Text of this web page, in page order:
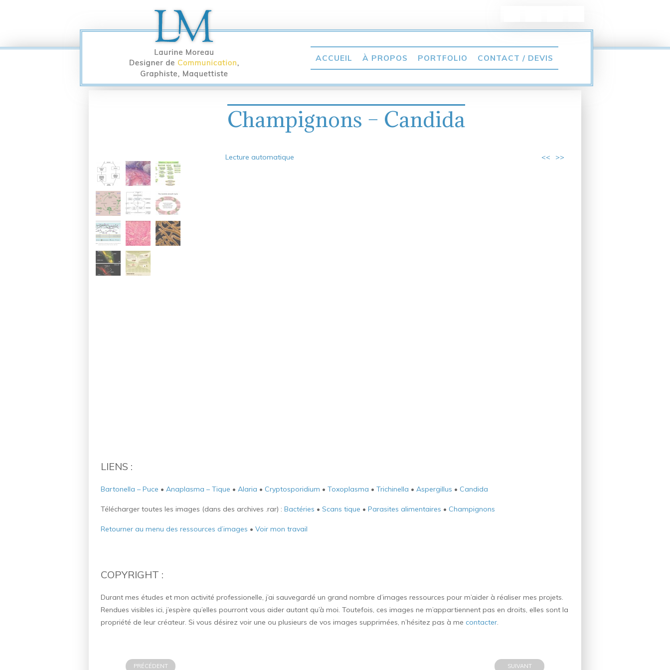
ACCUEIL À PROPOS PORTFOLIO CONTACT / DEVIS
Champignons – Candida
Lecture automatique << >>
LIENS :
Bartonella – Puce • Anaplasma – Tique • Alaria • Cryptosporidium • Toxoplasma • Trichinella • Aspergillus • Candida
Télécharger toutes les images (dans des archives .rar) : Bactéries • Scans tique • Parasites alimentaires • Champignons
Retourner au menu des ressources d’images • Voir mon travail
COPYRIGHT :
Durant mes études et mon activité professionelle, j’ai sauvegardé un grand nombre d’images ressources pour m’aider à réaliser mes projets.
Rendues visibles ici, j’espère qu’elles pourront vous aider autant qu’à moi. Toutefois, ces images ne m’appartiennent pas en droits, elles sont la
propriété de leur créateur. Si vous désirez voir une ou plusieurs de vos images supprimées, n’hésitez pas à me contacter.
PRÉCÉDENT SUIVANT